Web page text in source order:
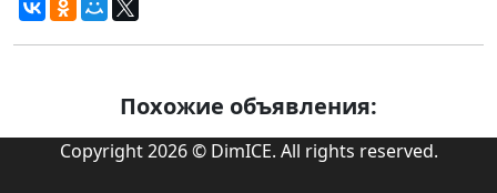
Похожие объявления:
Copyright 2026 © DimICE. All rights reserved.